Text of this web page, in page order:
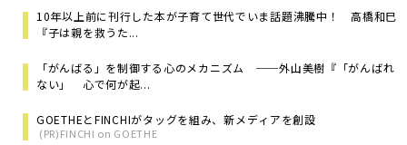
10年以上前に刊行した本が子育て世代でいま話題沸騰中！ 高橋和巳
『子は親を救うた...
「がんばる」を制御する心のメカニズム ──外山美樹『「がんばれ
ない」 心で何が起...
GOETHEとFINCHIがタッグを組み、新メディアを創設
(PR)FINCHI on GOETHE